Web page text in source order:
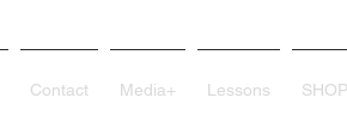
Contact Media+ Lessons SHOP